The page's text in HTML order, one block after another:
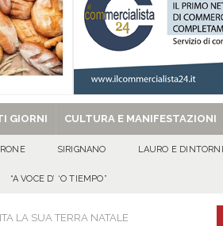
san Giovanni Battista e santa Sabina EVIDENZA
GIORNI CULTURA E MANIFESTAZIONI
SIRIGNANO LAURO E DINTORNI
“A VOCE D’ ‘O TIEMPO”
LA SUA TERRA NATALE